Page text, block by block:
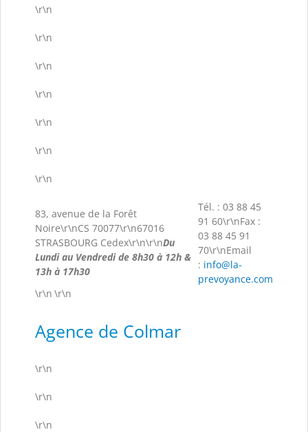
\r\n
\r\n
\r\n
\r\n
\r\n
\r\n
\r\n
83, avenue de la Forêt
Noire\r\nCS 70077\r\n67016
STRASBOURG Cedex\r\n\r\nDu
Lundi au Vendredi de 8h30 à 12h &
13h à 17h30
Tél. : 03 88 45
91 60\r\nFax :
03 88 45 91
70\r\nEmail
: info@la-
prevoyance.com
\r\n \r\n
Agence de Colmar
\r\n
\r\n
\r\n